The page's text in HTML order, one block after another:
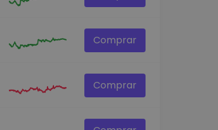
Comprar
Comprar